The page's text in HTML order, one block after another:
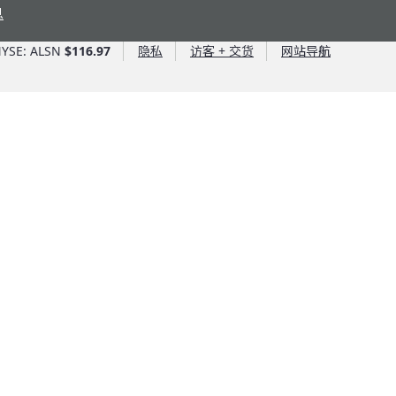
ALSN $116.97 隐私 访客 + 交货 网站导航